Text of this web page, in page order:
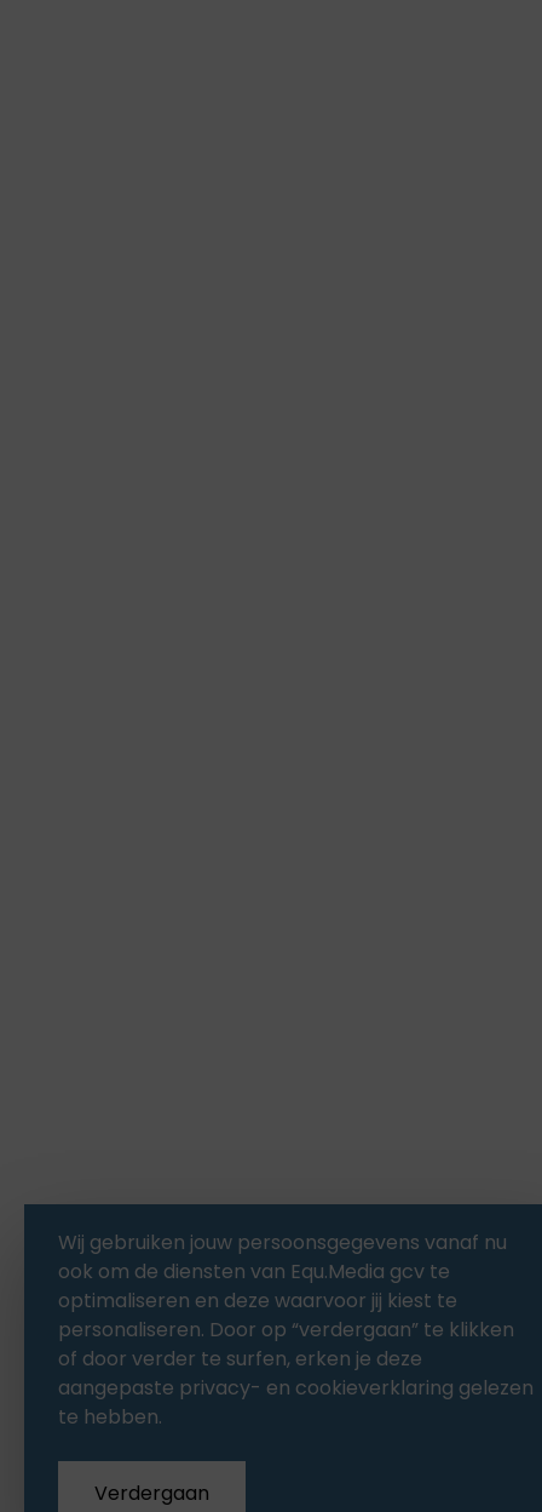
Wij gebruiken jouw persoonsgegevens vanaf nu
ook om de diensten van Equ.Media gcv te
optimaliseren en deze waarvoor jij kiest te
personaliseren. Door op “verdergaan” te klikken
of door verder te surfen, erken je deze
aangepaste privacy- en cookieverklaring gelezen
te hebben.
Verdergaan